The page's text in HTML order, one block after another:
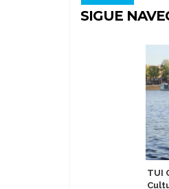
SIGUE
TUI